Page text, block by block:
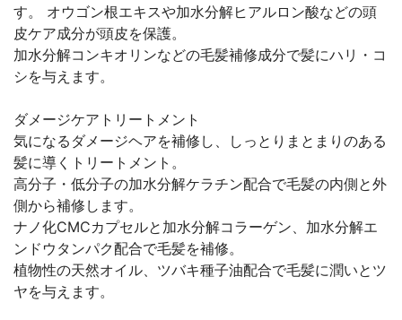
す。 オウゴン根エキスや加水分解ヒアルロン酸などの頭
皮ケア成分が頭皮を保護。
加水分解コンキオリンなどの毛髪補修成分で髪にハリ・コ
シを与えます。
ダメージケアトリートメント
気になるダメージヘアを補修し、しっとりまとまりのある
髪に導くトリートメント。
高分子・低分子の加水分解ケラチン配合で毛髪の内側と外
側から補修します。
ナノ化CMCカプセルと加水分解コラーゲン、加水分解エ
ンドウタンパク配合で毛髪を補修。
植物性の天然オイル、ツバキ種子油配合で毛髪に潤いとツ
ヤを与えます。